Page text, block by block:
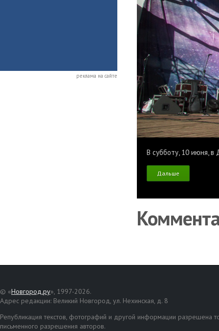
реклама на сайте
В субботу, 10 июня,
Дальше
© «Новгород.ру», 1997-2026.
Адрес редакции: Великий Новгород, ул. Нехинская, д. 8
Републикация текстов, фотографий и другой информации разрешена
письменного разрешения авторов.